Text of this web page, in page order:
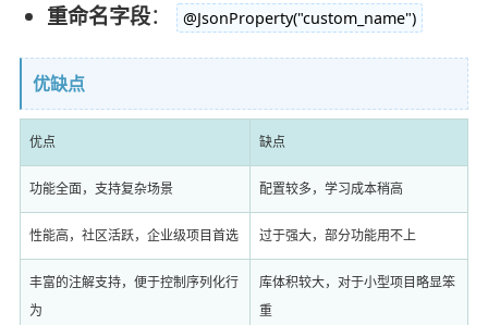
重命名字段： @JsonProperty("custom_name")
优缺点
优点 缺点
功能全面，支持复杂场景 配置较多，学习成本稍高
性能高，社区活跃，企业级项目首选 过于强大，部分功能用不上
丰富的注解支持，便于控制序列化行
为
库体积较大，对于小型项目略显笨
重